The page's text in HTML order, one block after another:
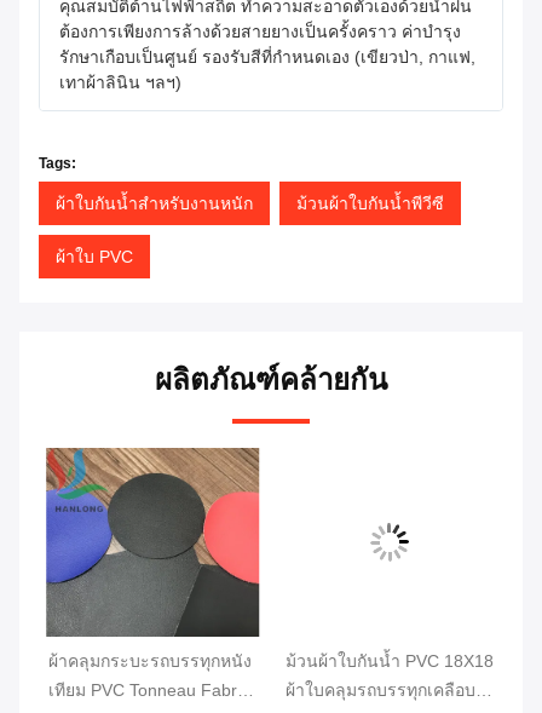
คุณสมบัติต้านไฟฟ้าสถิต ทำความสะอาดตัวเองด้วยน้ำฝน
ต้องการเพียงการล้างด้วยสายยางเป็นครั้งคราว ค่าบำรุง
รักษาเกือบเป็นศูนย์ รองรับสีที่กำหนดเอง (เขียวป่า, กาแฟ,
เทาผ้าลินิน ฯลฯ)
Tags:
ผ้าใบกันน้ำสำหรับงานหนัก ม้วนผ้าใบกันน้ำพีวีซี
ผ้าใบ PVC
ผลิตภัณฑ์คล้ายกัน
ผ้าคลุมกระบะรถบรรทุกหนัง
เทียม PVC Tonneau Fabric
ม้วนผ้าใบกันน้ำ PVC 18X18
ผ้าใบคลุมรถบรรทุกเคลือบ